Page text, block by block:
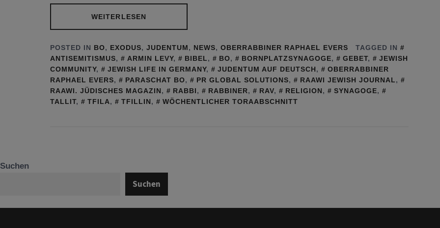
WEITERLESEN
POSTED IN BO, EXODUS, JUDENTUM, NEWS, OBERRABBINER RAPHAEL EVERS
TAGGED IN
ANTISEMITISMUS, ARMIN LEVY, BIBEL, BO, BORNPLATZSYNAGOGE, GEBET,
JEWISH
COMMUNITY, JEWISH LIFE IN GERMANY, JUDENTUM AUF DEUTSCH,
OBERRABBINER
RAPHAEL EVERS, PARASCHAT BO, PR GLOBAL SOLUTIONS, RAAWI JEWISH JOURNAL,
RAAWI. JÜDISCHES MAGAZIN, RABBI, RABBINER, RAV, RELIGION, SYNAGOGE,
TALLIT, TFILA, TFILLIN, WÖCHENTLICHER TORAABSCHNITT
Suchen
Suchen